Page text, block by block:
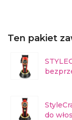
Ten pakiet
do